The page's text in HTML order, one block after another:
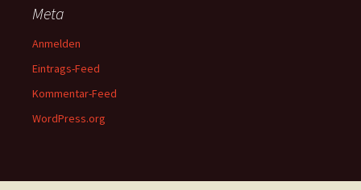
Meta
Anmelden
Eintrags-Feed
Kommentar-Feed
WordPress.org